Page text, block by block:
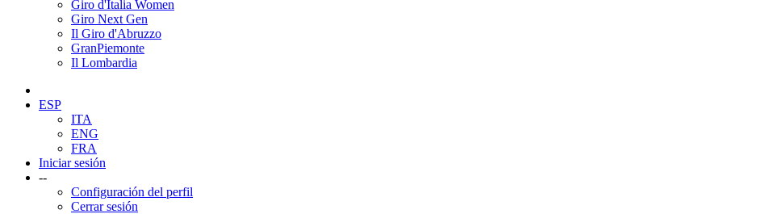
Giro d'Italia Women
Giro Next Gen
Il Giro d'Abruzzo
GranPiemonte
Il Lombardia
ESP
ITA
ENG
FRA
Iniciar sesión
--
Configuración del perfil
Cerrar sesión